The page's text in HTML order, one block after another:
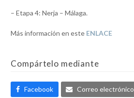
– Etapa 4: Nerja – Málaga.
Más información en este ENLACE
Compártelo mediante
Facebook Correo electrónico